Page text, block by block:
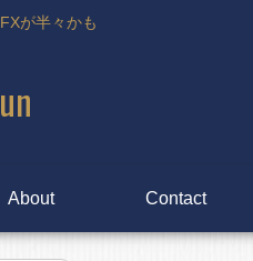
が半々かも
About Contact